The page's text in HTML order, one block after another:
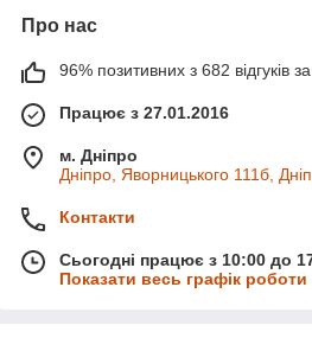
Про нас
96% позитивних з 682 відгуків за
Працює з 27.01.2016
м. Дніпро
Дніпро, Яворницького 111б,
Контакти
Сьогодні працює з 10:00 до
Показати весь графік роботи